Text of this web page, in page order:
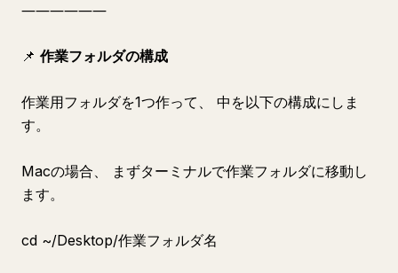
――――――
📌 作業フォルダの構成
作業用フォルダを1つ作って、 中を以下の構成にしま
す。
Macの場合、 まずターミナルで作業フォルダに移動し
ます。
cd ~/Desktop/作業フォルダ名